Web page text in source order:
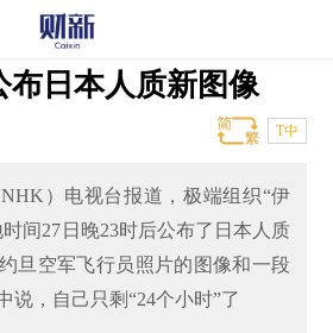
布日本人质新图像
T中
）电视台报道，极端组织“伊
间27日晚23时后公布了日本人质
旦空军飞行员照片的图像和一段
说，自己只剩“24个小时”了